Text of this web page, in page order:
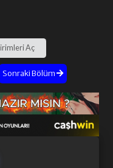
Aç
Sonraki Bölüm